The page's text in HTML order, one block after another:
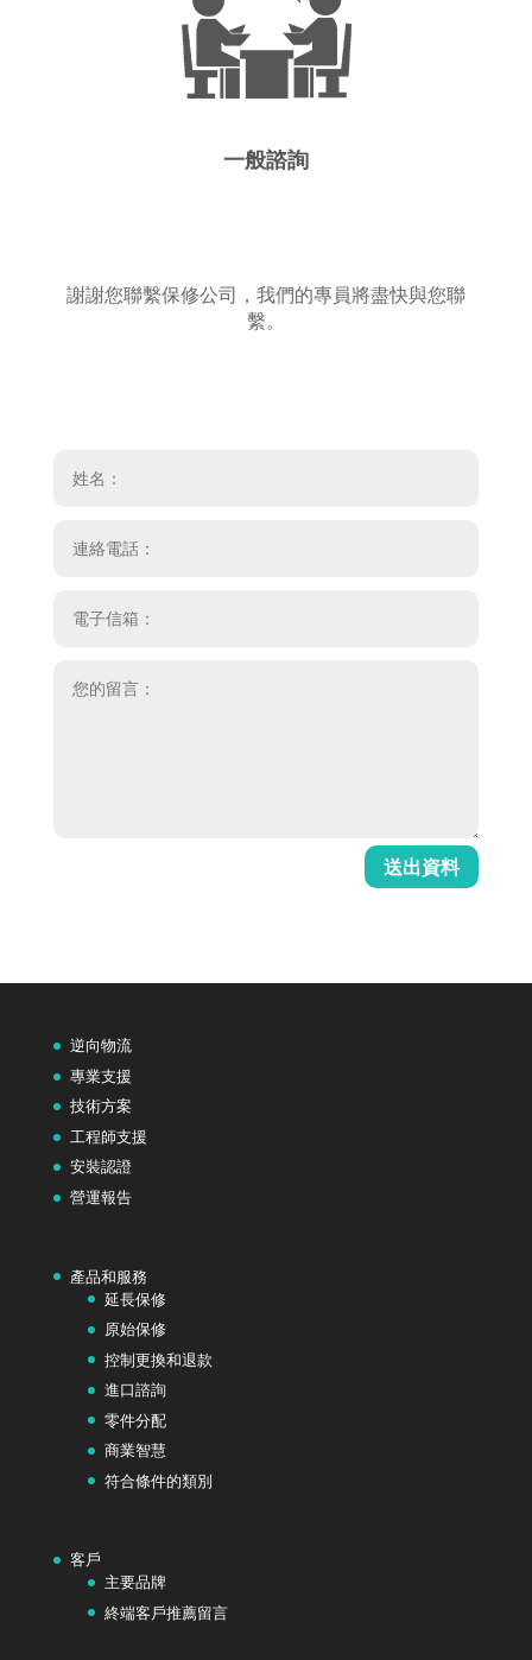
一般諮詢
謝謝您聯繫保修公司，我們的專員將盡快與您聯
繫。
送出資料
逆向物流
專業支援
技術方案
工程師支援
安裝認證
營運報告
產品和服務
延長保修
原始保修
控制更換和退款
進口諮詢
零件分配
商業智慧
符合條件的類別
客戶
主要品牌
終端客戶推薦留言